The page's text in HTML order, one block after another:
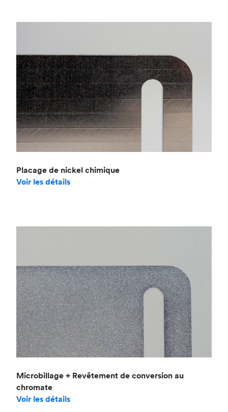
Placage de nickel chimique
Voir les détails
Microbillage + Revêtement de conversion au
chromate
Voir les détails